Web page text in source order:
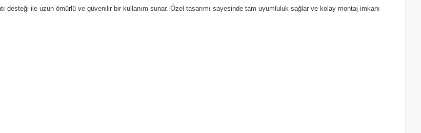
desteği ile uzun ömürlü ve güvenilir bir kullanım sunar. Özel tasarımı sayesinde tam uyumluluk sağlar ve kolay montaj imkanı